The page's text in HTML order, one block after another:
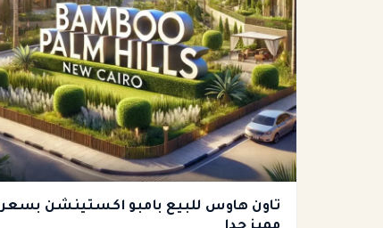
تاون هاوس للبيع بامبو اكستينشن بسعر